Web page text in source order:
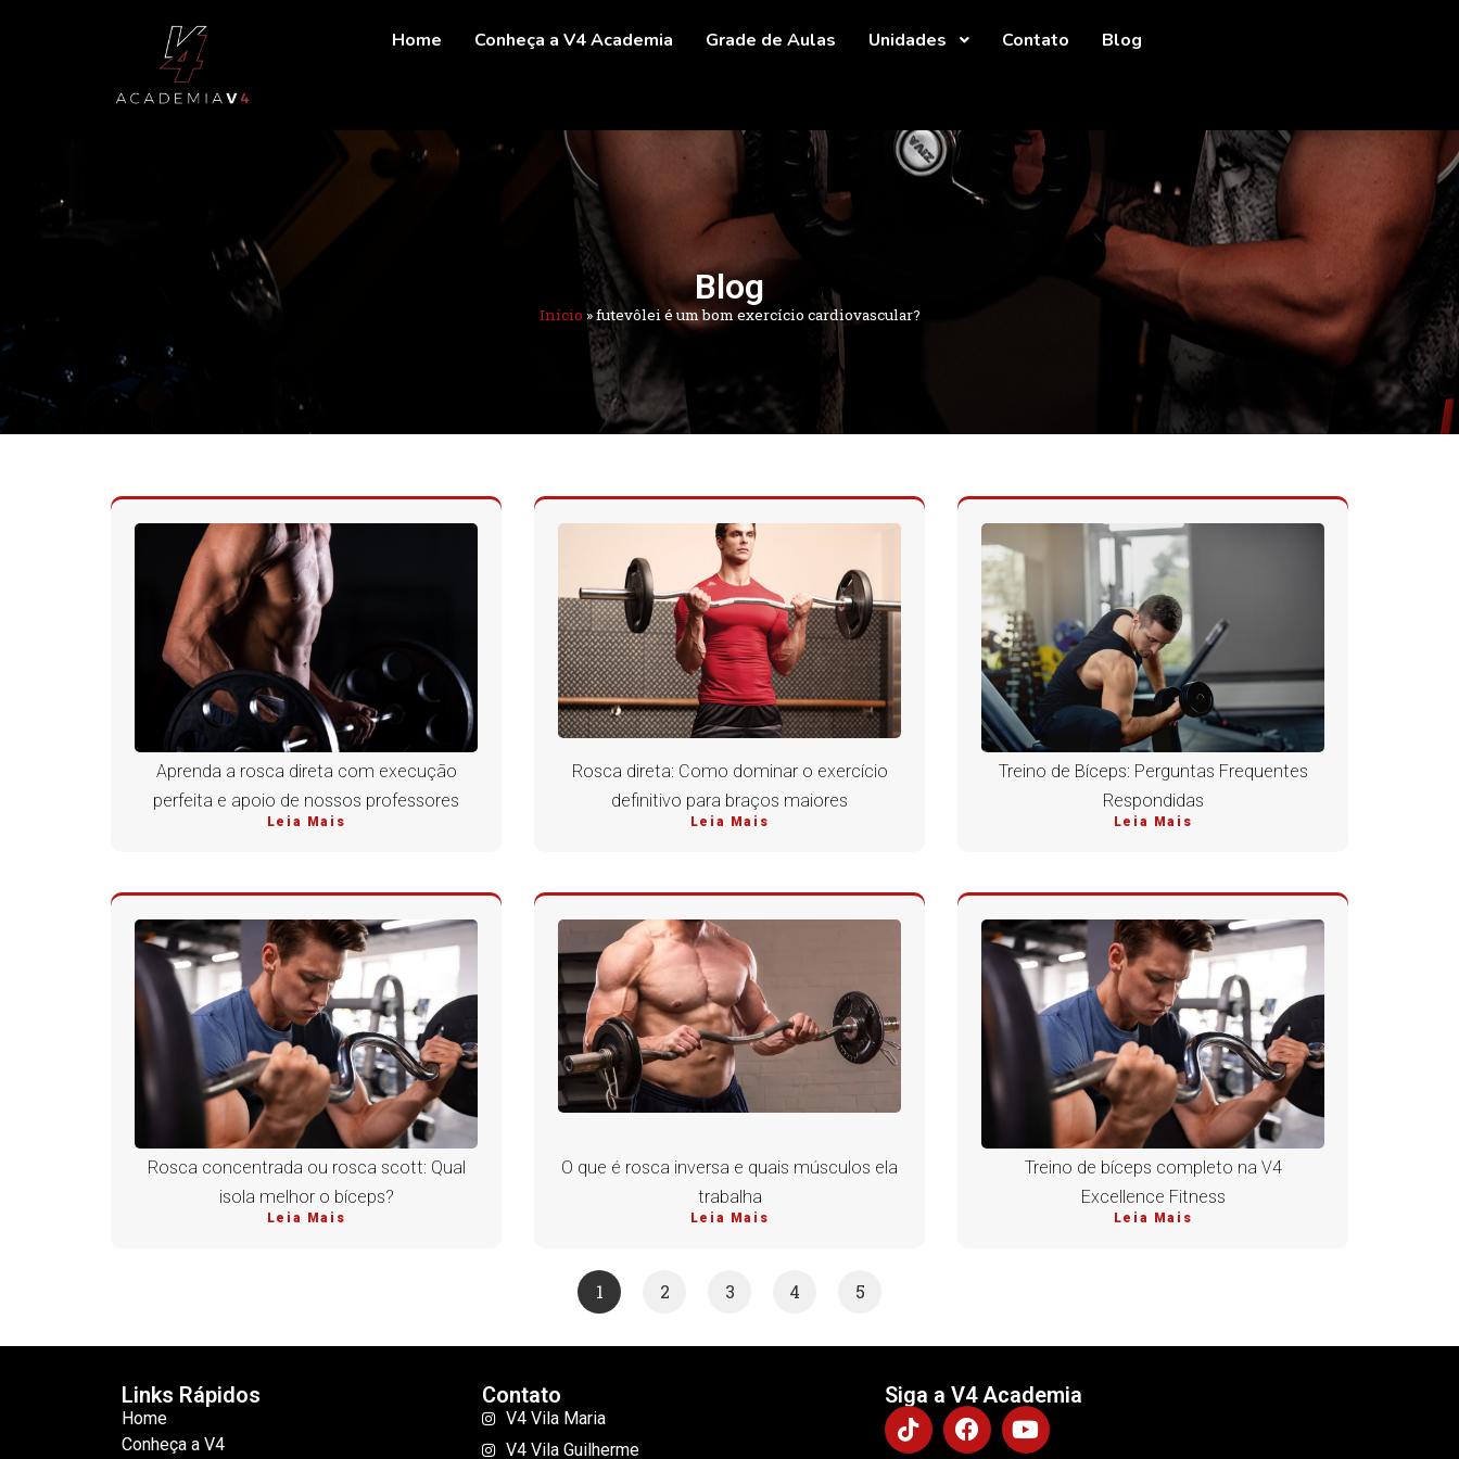
Home Conheça a V4 Academia Grade de Aulas Unidades Contato Blog
Blog
Início »futevôlei é um bom exercício cardiovascular?
Aprenda a rosca direta com execução
perfeita e apoio de nossos professores
Leia Mais
Rosca direta: Como dominar o exercício
definitivo para braços maiores
Leia Mais
Treino de Bíceps: Perguntas Frequentes
Respondidas
Leia Mais
Rosca concentrada ou rosca scott: Qual
isola melhor o bíceps?
Leia Mais
O que é rosca inversa e quais músculos ela
trabalha
Leia Mais
Treino de bíceps completo na V4
Excellence Fitness
Leia Mais
1 2 3 4 5
Links Rápidos
Home
Conheça a V4
Contato
V4 Vila Maria
V4 Vila Guilherme
Siga a V4 Academia